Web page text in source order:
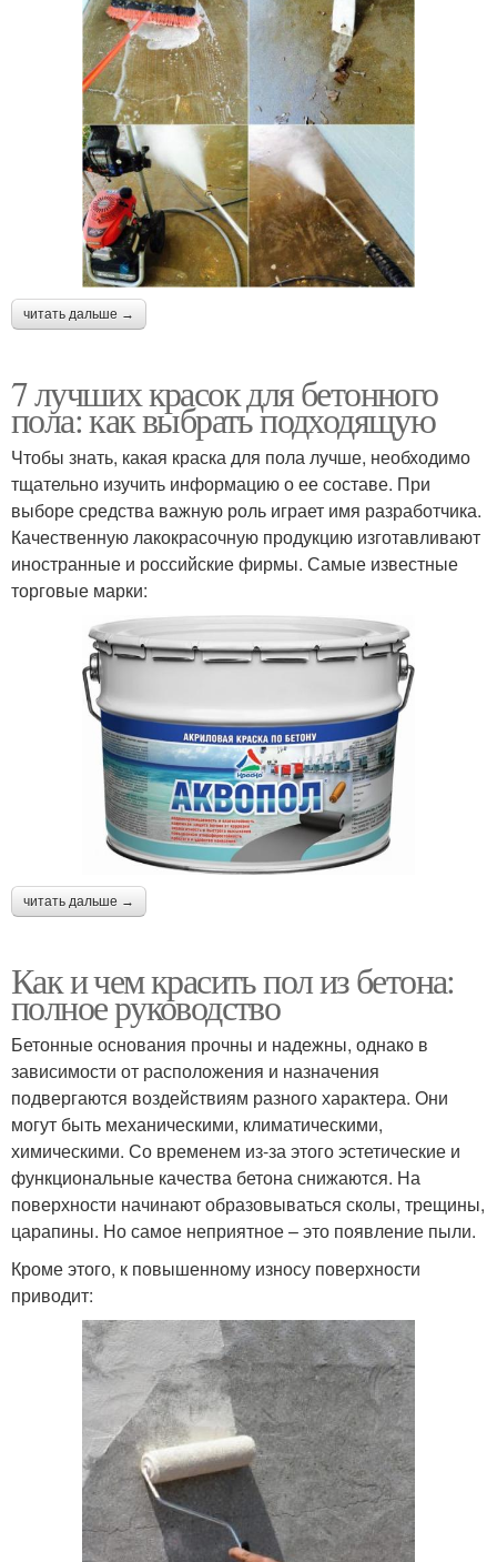
читать дальше →
7 лучших красок для бетонного
пола: как выбрать подходящую
Чтобы знать, какая краска для пола лучше, необходимо
тщательно изучить информацию о ее составе. При
выборе средства важную роль играет имя разработчика.
Качественную лакокрасочную продукцию изготавливают
иностранные и российские фирмы. Самые известные
торговые марки:
читать дальше →
Как и чем красить пол из бетона:
полное руководство
Бетонные основания прочны и надежны, однако в
зависимости от расположения и назначения
подвергаются воздействиям разного характера. Они
могут быть механическими, климатическими,
химическими. Со временем из-за этого эстетические и
функциональные качества бетона снижаются. На
поверхности начинают образовываться сколы, трещины,
царапины. Но самое неприятное – это появление пыли.
Кроме этого, к повышенному износу поверхности
приводит: